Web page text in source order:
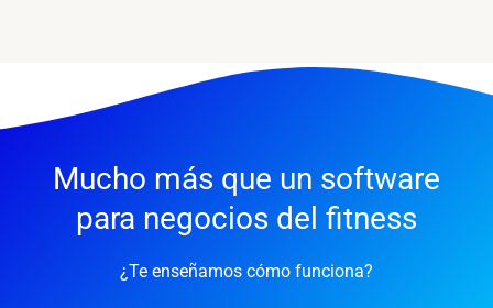
Mucho más que un software
para negocios del fitness
¿Te enseñamos cómo funciona?